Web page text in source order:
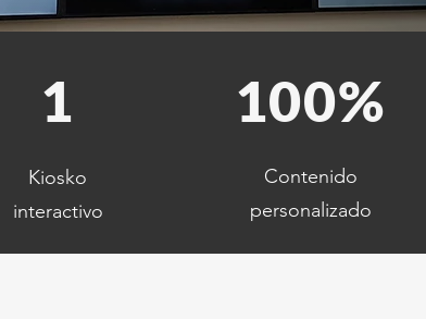
1
Kiosko
interactivo
100%
Contenido
personalizado